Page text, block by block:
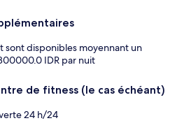
sont disponibles moyennant un
IDR par nuit
de fitness (le cas échéant)
24 h/24